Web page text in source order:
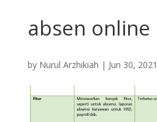
absen online
by Nurul Arzhikiah | Jun 30, 2021